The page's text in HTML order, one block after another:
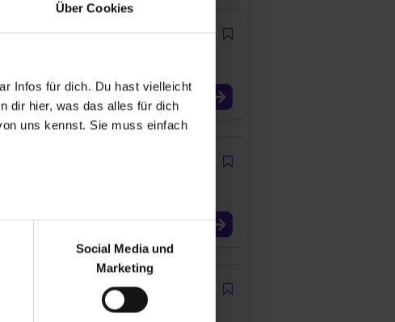
Über Cookies
Infos für dich. Du hast vielleicht
dir hier, was das alles für dich
uns kennst. Sie muss einfach
dir bei Benutzung der
Webseite zu analysieren
für soziale Medien, Werbung
und Marketing“). Unsere
ihnen bereitgestellt hast oder die
Social Media und
Marketing